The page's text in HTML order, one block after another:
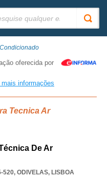
oferecida por
mais informações
Tecnica Ar
De Ar
520, ODIVELAS, LISBOA